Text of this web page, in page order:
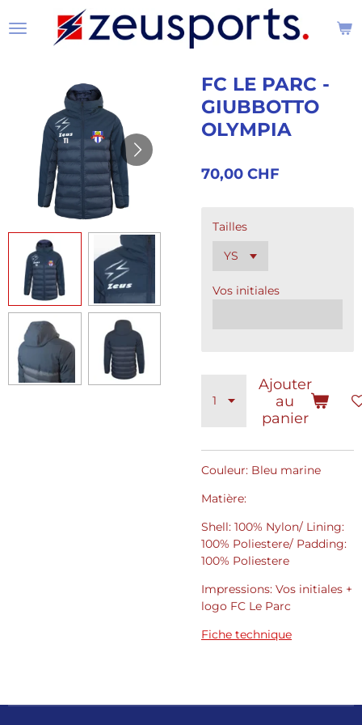
au
FC LE PARC -
GIUBBOTTO
OLYMPIA
70,00 CHF
Tailles
Vos initiales
Ajouter
au
panier
Couleur: Bleu marine
Matière:
Shell: 100% Nylon/ Lining:
100% Poliestere/ Padding:
100% Poliestere
Impressions: Vos initiales +
logo FC Le Parc
Fiche technique